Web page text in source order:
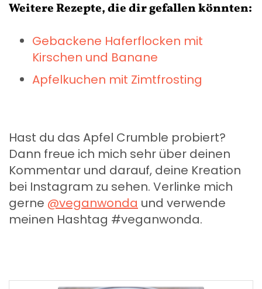
Weitere Rezepte, die dir gefallen könnten:
Gebackene Haferflocken mit
Kirschen und Banane
Apfelkuchen mit Zimtfrosting
Hast du das Apfel Crumble probiert?
Dann freue ich mich sehr über deinen
Kommentar und darauf, deine Kreation
bei Instagram zu sehen. Verlinke mich
gerne @veganwonda und verwende
meinen Hashtag #veganwonda.